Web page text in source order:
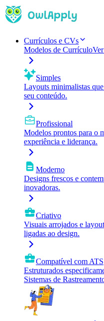
Currículos e CVs
Modelos de Currículo
Simples
Layouts minimalistas
seu conteúdo.
Profissional
Modelos prontos para o
experiência e liderança.
Moderno
Designs frescos e
inovadoras.
Criativo
Visuais arrojados e
ligadas ao design.
Compatível com ATS
Estruturados
Sistemas de